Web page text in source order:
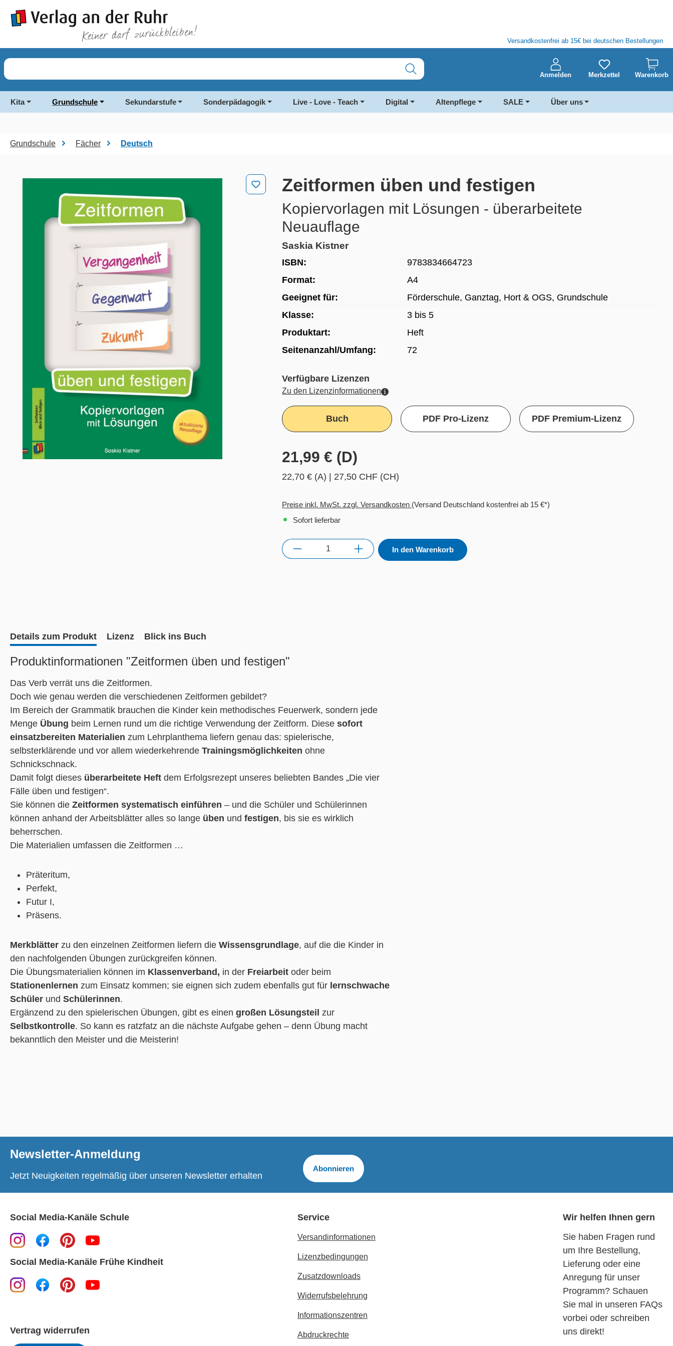
Zur Hauptnavigation springen
Versandkostenfrei ab 15€ bei deutschen Bestellungen
Anmelden Merkzettel Warenkorb
Kita Grundschule Sekundarstufe Sonderpädagogik Live - Love - Teach Digital Altenpflege SALE Über uns
Grundschule Fächer Deutsch
Bildergalerie überspringen Zeitformen üben und festigen
Kopiervorlagen mit Lösungen - überarbeitete
Neuauflage
Saskia Kistner
ISBN:
9783834664723
Format:
A4
Geeignet für:
Förderschule, Ganztag, Hort & OGS, Grundschule
Klasse:
3 bis 5
Produktart:
Heft
Seitenanzahl/Umfang:
72
Verfügbare Lizenzen
Zu den Lizenzinformationen
Buch PDF Pro-Lizenz PDF Premium-Lizenz
21,99 € (D)
22,70 € (A) | 27,50 CHF (CH)
Preise inkl. MwSt. zzgl. Versandkosten (Versand Deutschland kostenfrei ab 15 €*)
Sofort lieferbar
Anzahl In den Warenkorb
Details zum Produkt Lizenz Blick ins Buch
Produktinformationen "Zeitformen üben und festigen"
Das Verb verrät uns die Zeitformen.
Doch wie genau werden die verschiedenen Zeitformen gebildet?
Im Bereich der Grammatik brauchen die Kinder kein methodisches Feuerwerk, sondern jede
Menge Übung beim Lernen rund um die richtige Verwendung der Zeitform. Diese sofort
einsatzbereiten Materialien zum Lehrplanthema liefern genau das: spielerische,
selbsterklärende und vor allem wiederkehrende Trainingsmöglichkeiten ohne
Schnickschnack.
Damit folgt dieses überarbeitete Heft dem Erfolgsrezept unseres beliebten Bandes „Die vier
Fälle üben und festigen“.
Sie können die Zeitformen systematisch einführen – und die Schüler und Schülerinnen
können anhand der Arbeitsblätter alles so lange üben und festigen, bis sie es wirklich
beherrschen.
Die Materialien umfassen die Zeitformen …
Präteritum,
Perfekt,
Futur I,
Präsens.
Merkblätter zu den einzelnen Zeitformen liefern die Wissensgrundlage, auf die die Kinder in
den nachfolgenden Übungen zurückgreifen können.
Die Übungsmaterialien können im Klassenverband, in der Freiarbeit oder beim
Stationenlernen zum Einsatz kommen; sie eignen sich zudem ebenfalls gut für lernschwache
Schüler und Schülerinnen.
Ergänzend zu den spielerischen Übungen, gibt es einen großen Lösungsteil zur
Selbstkontrolle. So kann es ratzfatz an die nächste Aufgabe gehen – denn Übung macht
bekanntlich den Meister und die Meisterin!
Newsletter-Anmeldung
Jetzt Neuigkeiten regelmäßig über unseren Newsletter erhalten
Abonnieren
Social Media-Kanäle Schule
Social Media-Kanäle Frühe Kindheit
Vertrag widerrufen
Service
Versandinformationen
Lizenzbedingungen
Zusatzdownloads
Widerrufsbelehrung
Informationszentren
Abdruckrechte
Wir helfen Ihnen gern
Sie haben Fragen rund
um Ihre Bestellung,
Lieferung oder eine
Anregung für unser
Programm? Schauen
Sie mal in unseren FAQs
vorbei oder schreiben
uns direkt!